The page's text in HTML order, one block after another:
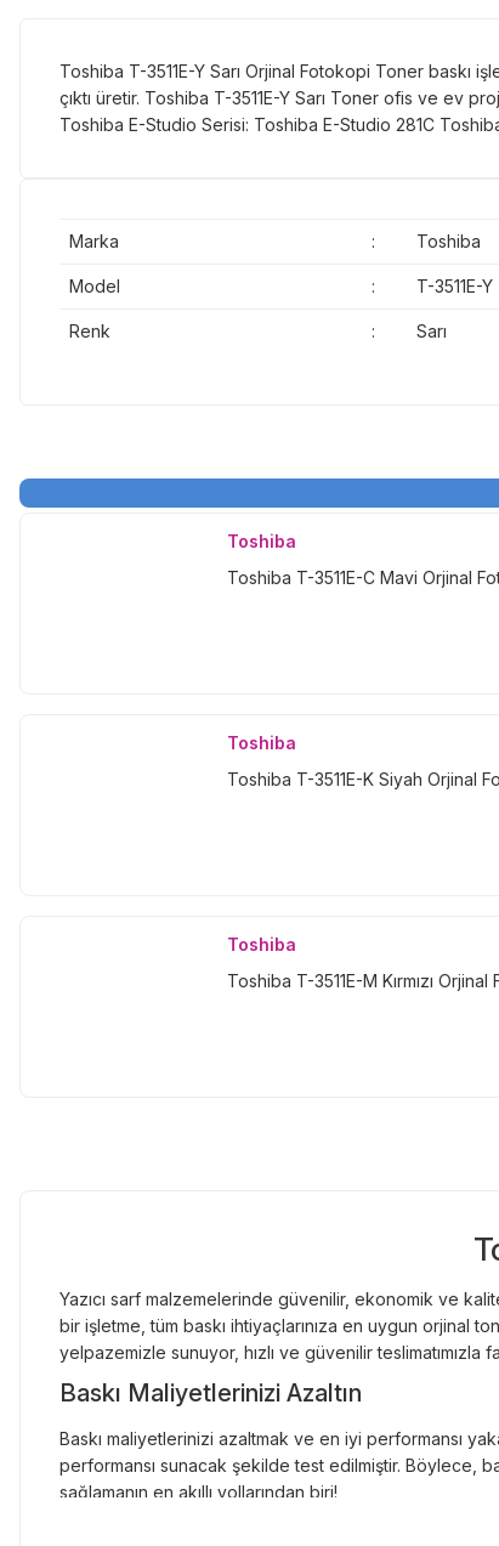
Toshiba T-3511E-Y Sarı Orjinal Fotokopi Toner baskı
çıktı üretir. Toshiba T-3511E-Y Sarı Toner ofis ve ev
Toshiba E-Studio Serisi: Toshiba E-Studio 281C
Marka : Toshiba
Model : T-3511E-Y
Renk : Sarı
Toshiba
Toshiba T-3511E-C Mavi Orjinal
Toshiba
Toshiba T-3511E-K Siyah Orjinal
Toshiba
Toshiba T-3511E-M Kırmızı
Yazıcı sarf malzemelerinde güvenilir, ekonomik ve
bir işletme, tüm baskı ihtiyaçlarınıza en uygun orjinal
yelpazemizle sunuyor, hızlı ve güvenilir teslimatımızla
Baskı Maliyetlerinizi Azaltın
Baskı maliyetlerinizi azaltmak ve en iyi performansı
performansı sunacak şekilde test edilmiştir. Böylece,
sağlamanın en akıllı yollarından biri!